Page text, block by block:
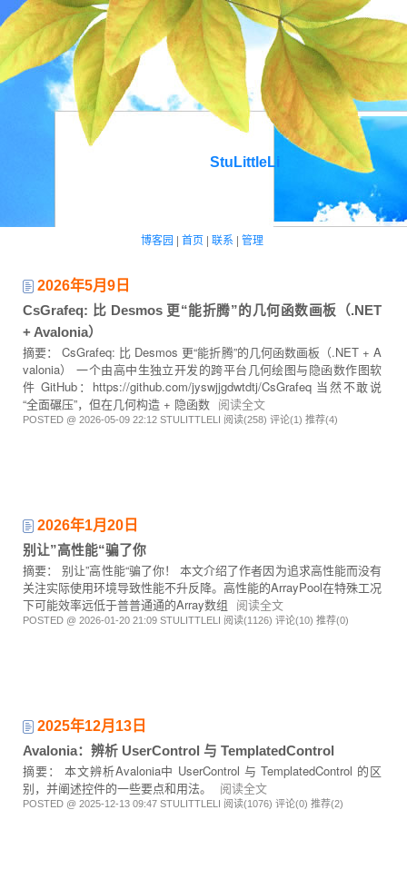
StuLittleLi
博客园 | 首页 | 联系 | 管理
2026年5月9日
CsGrafeq: 比 Desmos 更“能折腾”的几何函数画板（.NET
+ Avalonia）
摘要： CsGrafeq: 比 Desmos 更“能折腾”的几何函数画板（.NET + A
valonia） 一个由高中生独立开发的跨平台几何绘图与隐函数作图软
件 GitHub：https://github.com/jyswjjgdwtdtj/CsGrafeq 当然不敢说
“全面碾压”，但在几何构造 + 隐函数 阅读全文
POSTED @ 2026-05-09 22:12 STULITTLELI 阅读(258) 评论(1) 推荐(4)
2026年1月20日
别让”高性能“骗了你
摘要： 别让”高性能“骗了你！ 本文介绍了作者因为追求高性能而没有
关注实际使用环境导致性能不升反降。高性能的ArrayPool在特殊工况
下可能效率远低于普普通通的Array数组 阅读全文
POSTED @ 2026-01-20 21:09 STULITTLELI 阅读(1126) 评论(10) 推荐(0)
2025年12月13日
Avalonia：辨析 UserControl 与 TemplatedControl
摘要： 本文辨析Avalonia中 UserControl 与 TemplatedControl 的区
别，并阐述控件的一些要点和用法。
阅读全文
POSTED @ 2025-12-13 09:47 STULITTLELI 阅读(1076) 评论(0) 推荐(2)